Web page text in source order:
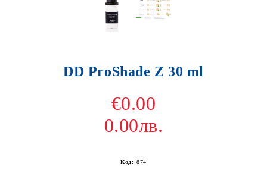
DD ProShade Z 30 ml
€0.00
0.00лв.
Код: 874